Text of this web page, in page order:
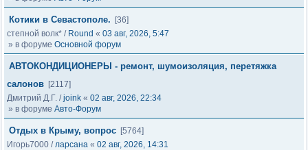
Котики в Севастополе.
[36]
степной волк* / Round « 03 авг, 2026, 5:47
» в форуме Основной форум
АВТОКОНДИЦИОНЕРЫ - ремонт, шумоизоляция, перетяжка
салонов [2117]
Дмитрий Д.Г. /joink « 02 авг, 2026, 22:34
» в форуме Авто-Форум
Отдых в Крыму, вопрос [5764]
Игорь7000 /ларсана « 02 авг, 2026, 14:31